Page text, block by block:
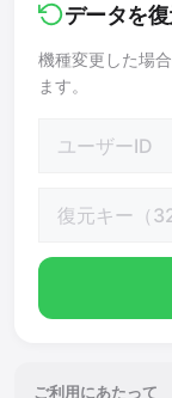
データを
機種変更した場
ます。
ご利用にあたって